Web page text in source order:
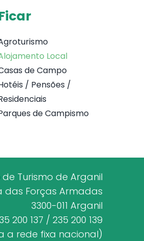
Local
de Campo
/ Pensões /
de Campismo
de Turismo de Arganil
das Forças Armadas
3300-011 Arganil
200 137 / 235 200 139
a rede fixa nacional)